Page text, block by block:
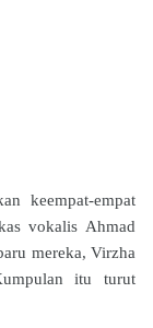
keempat-empat
vokalis Ahmad
mereka, Virzha
itu turut